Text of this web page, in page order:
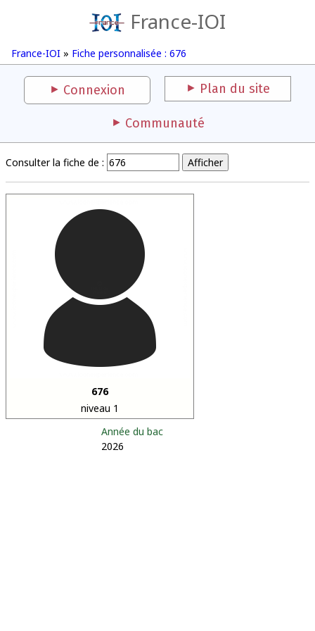
France-IOI
France-IOI » Fiche personnalisée : 676
Connexion Plan du site
Communauté
Consulter la fiche de :
676
niveau 1
Année du bac
2026